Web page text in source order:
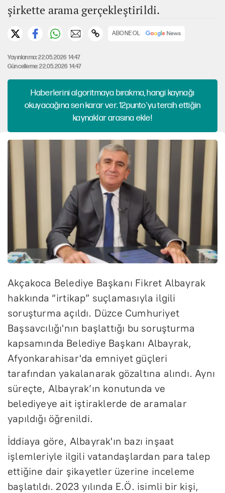
şirkette arama gerçekleştirildi.
ABONE OL
Yayınlanma: 22.05.2026 14:47
Güncelleme: 22.05.2026 14:47
Haberlerini algoritmaya bırakma, hangi kaynağı
okuyacağına sen karar ver. 12punto'yu tercih ettiğin
kaynaklar arasına ekle!
Akçakoca Belediye Başkanı Fikret Albayrak
hakkında “irtikap” suçlamasıyla ilgili
soruşturma açıldı. Düzce Cumhuriyet
Başsavcılığı'nın başlattığı bu soruşturma
kapsamında Belediye Başkanı Albayrak,
Afyonkarahisar'da emniyet güçleri
tarafından yakalanarak gözaltına alındı. Aynı
süreçte, Albayrak’ın konutunda ve
belediyeye ait iştiraklerde de aramalar
yapıldığı öğrenildi.
İddiaya göre, Albayrak'ın bazı inşaat
işlemleriyle ilgili vatandaşlardan para talep
ettiğine dair şikayetler üzerine inceleme
başlatıldı. 2023 yılında E.Ö. isimli bir kişi,